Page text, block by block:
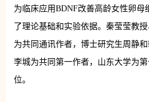
为临床应用BDNF改善高龄女性卵
了理论基础和实验依据。秦莹莹教
为共同通讯作者，博士研究生周静
李城为共同第一作者，山东大学为
位。